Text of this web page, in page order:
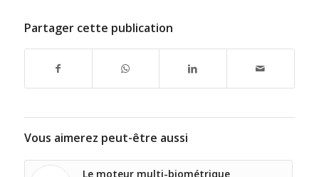
Partager cette publication
Vous aimerez peut-être aussi
Le moteur multi-biométrique